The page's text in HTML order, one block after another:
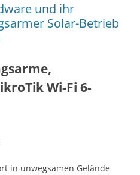
und ihr
Solar-Betrieb
Wi-Fi 6-
in unwegsamen Gelände